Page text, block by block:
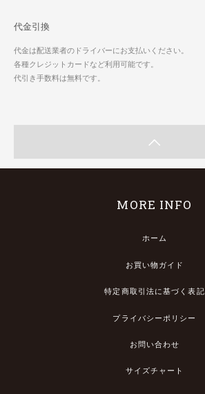
代金引換
代金は配送業者のドライバーにお支払いください。
各種クレジットカードなど利用可能です。
代引き手数料は無料です。
MORE INFO
ホーム
お買い物ガイド
特定商取引法に基づく表記
プライバシーポリシー
お問い合わせ
サイズチャート